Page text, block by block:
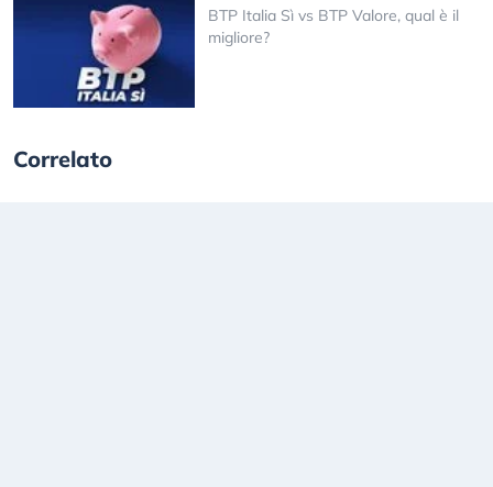
BTP Italia Sì vs BTP Valore, qual è il
migliore?
Correlato